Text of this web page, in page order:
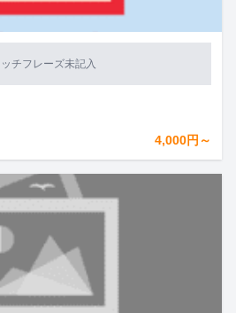
チフレーズ未記入
4,000円～